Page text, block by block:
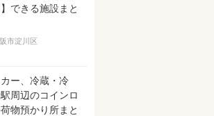
できる施設まと
市淀川区
カー、冷蔵・冷
周辺のコインロ
物預かり所まと